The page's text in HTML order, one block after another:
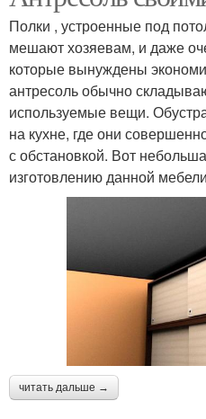
Полки , устроенные под
мешают хозяевам, и даже
которые вынуждены
антресоль обычно
используемые вещи.
на кухне, где они
с обстановкой. Вот
изготовлению данной
читать дальше →